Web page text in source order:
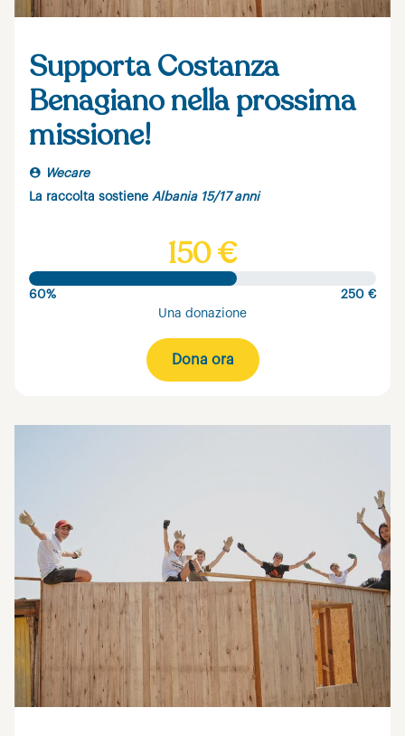
Supporta Costanza
Benagiano nella prossima
missione!
Wecare
La raccolta sostiene Albania 15/17 anni
150 €
60%
250 €
Una donazione
Dona ora